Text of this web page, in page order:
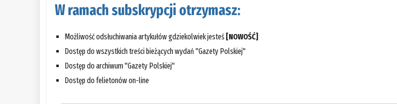
W ramach subskrypcji otrzymasz:
Możliwość odsłuchiwania artykułów gdziekolwiek jesteś [NOWOŚĆ]
Dostęp do wszystkich treści bieżących wydań "Gazety Polskiej"
Dostęp do archiwum "Gazety Polskiej"
Dostęp do felietonów on-line